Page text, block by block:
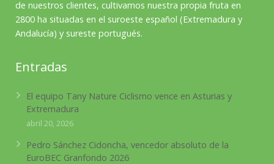
de nuestros clientes, cultivamos nuestra propia fruta en
2800 ha situadas en el suroeste español (Extremadura y
Andalucía) y sureste portugués.
Entradas
El equipo Tany Nature Ciclismo vence en Asturias y
Extremadura
abril 20, 2026
Pedro Sánchez Cidoncha, vencedor absoluto de la
EuroBEC Granfondo 2026